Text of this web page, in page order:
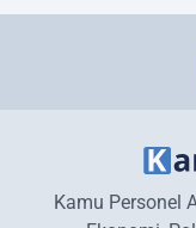
Kamu Personel